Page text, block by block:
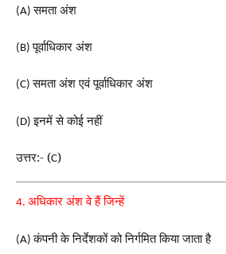
(A)समता अंश
(B)पूर्वाधिकार अंश
(C)समता अंश एवं पूर्वाधिकार अंश
(D)इनमें से कोई नहीं
उत्तर:- (C)
4. अधिकार अंश वे हैं जिन्हें
(A)कंपनी के निर्देशकों को निर्गमित किया जाता है